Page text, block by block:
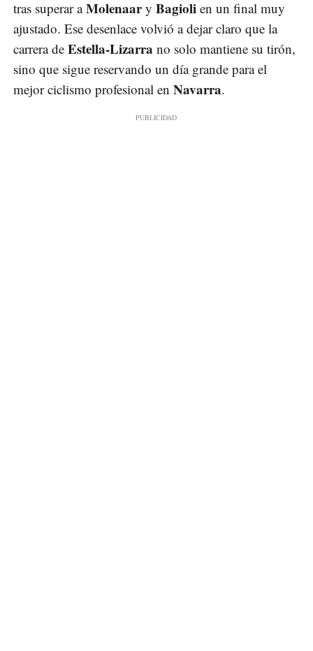
tras superar aMolenaary Bagioli en un final muy
ajustado. Ese desenlace volvió a dejar claro que la
carrera de Estella-Lizarra no solo mantiene su tirón,
sino que sigue reservando un día grande para el
mejor ciclismo profesional en Navarra.